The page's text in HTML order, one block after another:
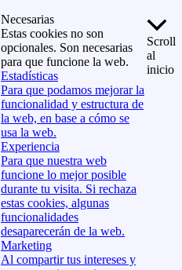
Necesarias
Estas cookies no son
opcionales. Son necesarias
para que funcione la web.
Estadísticas
Para que podamos mejorar la
funcionalidad y estructura de
la web, en base a cómo se
usa la web.
Experiencia
Para que nuestra web
funcione lo mejor posible
durante tu visita. Si rechaza
estas cookies, algunas
funcionalidades
desaparecerán de la web.
Marketing
Al compartir tus intereses y
Scroll
al
inicio